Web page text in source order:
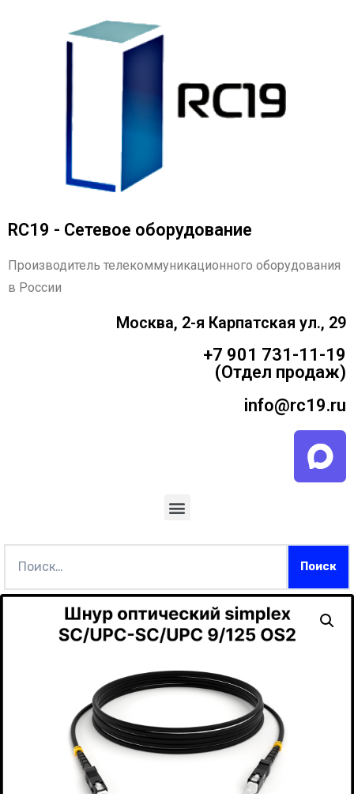
RC19 - Сетевое оборудование
Производитель телекоммуникационного оборудования
в России
Москва, 2-я Карпатская ул., 29
+7 901 731-11-19
(Отдел продаж)
info@rc19.ru